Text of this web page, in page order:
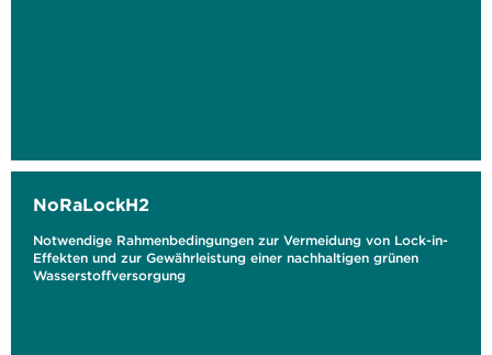
NoRaLockH2
Notwendige Rahmenbedingungen zur Vermeidung von Lock-in-
Effekten und zur Gewährleistung einer nachhaltigen grünen
Wasserstoffversorgung